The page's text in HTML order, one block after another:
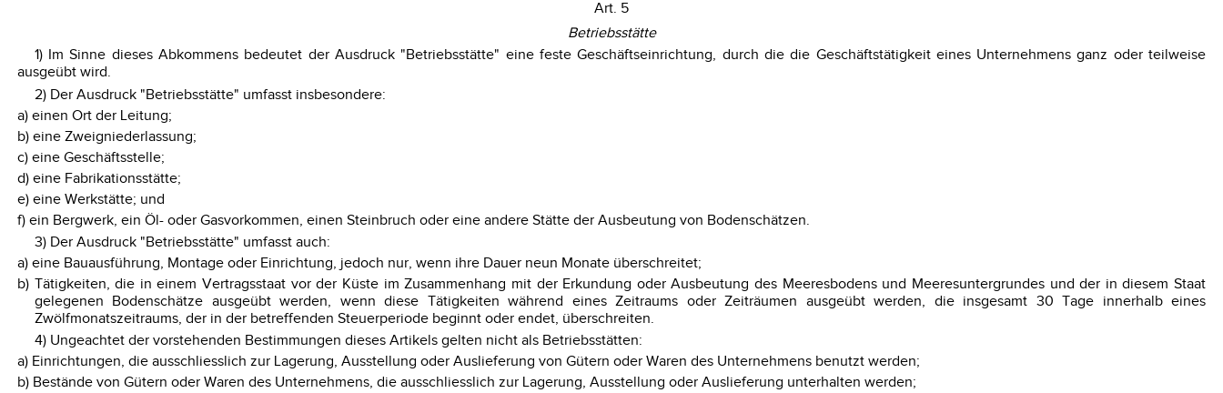
Art. 5
Betriebsstätte
1) Im Sinne dieses Abkommens bedeutet der Ausdruck "Betriebsstätte" eine feste Geschäftseinrichtung, durch die die Geschäftstätigkeit eines Unternehmens ganz oder teilweise
ausgeübt wird.
2) Der Ausdruck "Betriebsstätte" umfasst insbesondere:
a) einen Ort der Leitung;
b) eine Zweigniederlassung;
c) eine Geschäftsstelle;
d) eine Fabrikationsstätte;
e) eine Werkstätte; und
f) ein Bergwerk, ein Öl- oder Gasvorkommen, einen Steinbruch oder eine andere Stätte der Ausbeutung von Bodenschätzen.
3) Der Ausdruck "Betriebsstätte" umfasst auch:
a) eine Bauausführung, Montage oder Einrichtung, jedoch nur, wenn ihre Dauer neun Monate überschreitet;
b) Tätigkeiten, die in einem Vertragsstaat vor der Küste im Zusammenhang mit der Erkundung oder Ausbeutung des Meeresbodens und Meeresuntergrundes und der in diesem Staat
gelegenen Bodenschätze ausgeübt werden, wenn diese Tätigkeiten während eines Zeitraums oder Zeiträumen ausgeübt werden, die insgesamt 30 Tage innerhalb eines
Zwölfmonatszeitraums, der in der betreffenden Steuerperiode beginnt oder endet, überschreiten.
4) Ungeachtet der vorstehenden Bestimmungen dieses Artikels gelten nicht als Betriebsstätten:
a) Einrichtungen, die ausschliesslich zur Lagerung, Ausstellung oder Auslieferung von Gütern oder Waren des Unternehmens benutzt werden;
b) Bestände von Gütern oder Waren des Unternehmens, die ausschliesslich zur Lagerung, Ausstellung oder Auslieferung unterhalten werden;